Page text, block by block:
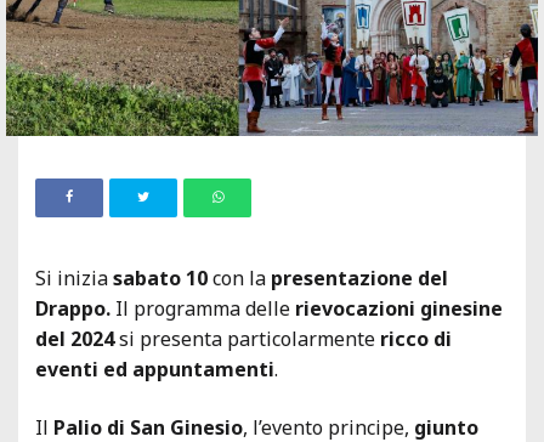
Si iniziasabato 10con la presentazione del
Drappo. Il programma delle rievocazioni ginesine
del 2024si presenta particolarmente ricco di
eventi ed appuntamenti.
Il Palio di San Ginesio, l’evento principe, giunto